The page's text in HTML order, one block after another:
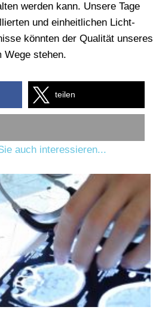
werden kann. Unsere Tage
und einheitlichen Licht-
könnten der Qualität unseres
Wege stehen.
teilen
auch interessieren...